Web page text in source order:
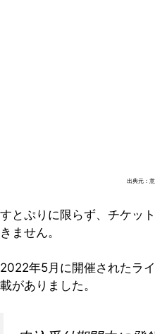
出典元：
すとぷりに限らず、チケッ
きません。
2022年5月に開催されたラ
載がありました。